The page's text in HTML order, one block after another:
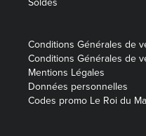
Conditions Générales de
Conditions Générales de
Mentions Légales
Données personnelles
Codes promo Le Roi du